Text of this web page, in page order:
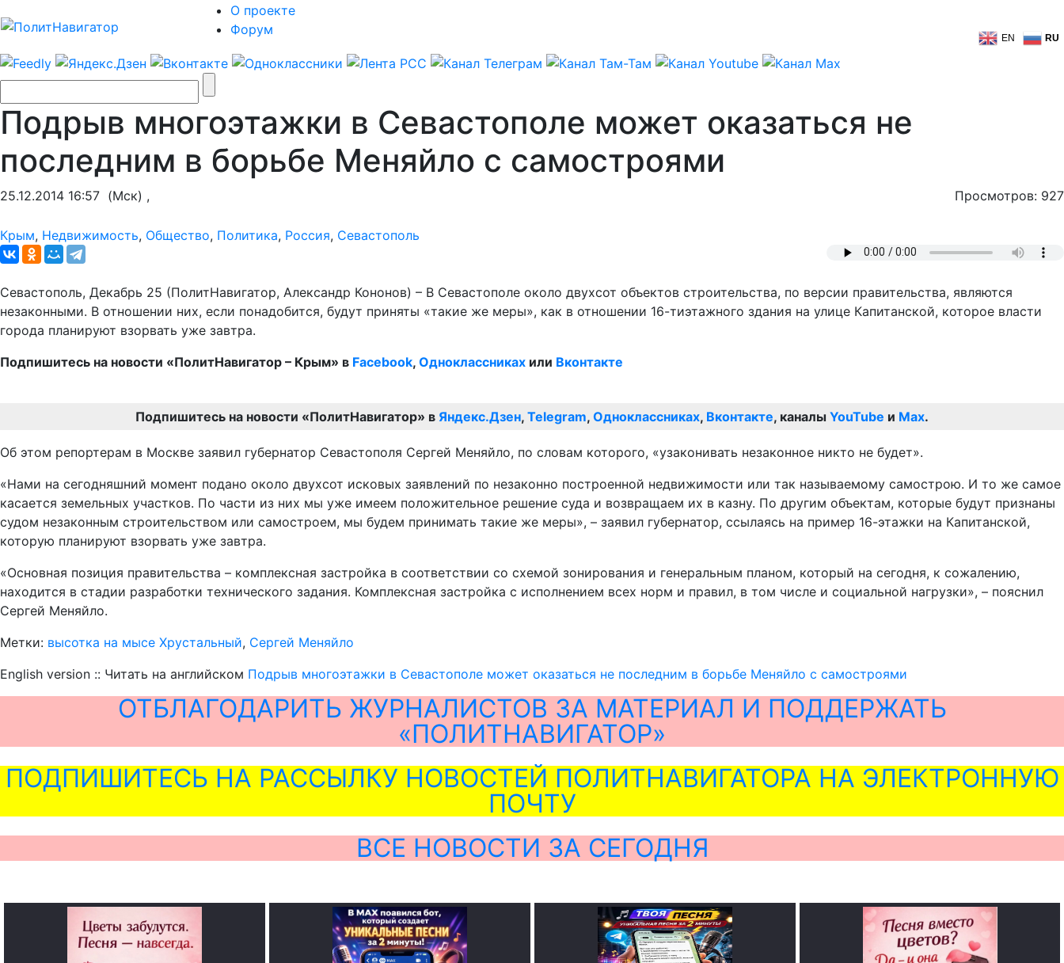
О проекте
Форум
EN RU
Подрыв многоэтажки в Севастополе может оказаться не
последним в борьбе Меняйло с самостроями
25.12.2014 16:57 (Мск) , Просмотров: 927
Крым, Недвижимость, Общество, Политика, Россия, Севастополь
Севастополь, Декабрь 25 (ПолитНавигатор, Александр Кононов) – В Севастополе около двухсот объектов строительства, по версии правительства, являются
незаконными. В отношении них, если понадобится, будут приняты «такие же меры», как в отношении 16-тиэтажного здания на улице Капитанской, которое власти
города планируют взорвать уже завтра.
Подпишитесь на новости «ПолитНавигатор – Крым» в Facebook, Одноклассниках или Вконтакте
Подпишитесь на новости «ПолитНавигатор» в Яндекс.Дзен, Telegram, Одноклассниках, Вконтакте, каналы YouTube и Max.
Об этом репортерам в Москве заявил губернатор Севастополя Сергей Меняйло, по словам которого, «узаконивать незаконное никто не будет».
«Нами на сегодняшний момент подано около двухсот исковых заявлений по незаконно построенной недвижимости или так называемому самострою. И то же самое
касается земельных участков. По части из них мы уже имеем положительное решение суда и возвращаем их в казну. По другим объектам, которые будут признаны
судом незаконным строительством или самостроем, мы будем принимать такие же меры», – заявил губернатор, ссылаясь на пример 16-этажки на Капитанской,
которую планируют взорвать уже завтра.
«Основная позиция правительства – комплексная застройка в соответствии со схемой зонирования и генеральным планом, который на сегодня, к сожалению,
находится в стадии разработки технического задания. Комплексная застройка с исполнением всех норм и правил, в том числе и социальной нагрузки», – пояснил
Сергей Меняйло.
Метки: высотка на мысе Хрустальный, Сергей Меняйло
English version :: Читать на английском Подрыв многоэтажки в Севастополе может оказаться не последним в борьбе Меняйло с самостроями
ОТБЛАГОДАРИТЬ ЖУРНАЛИСТОВ ЗА МАТЕРИАЛ И ПОДДЕРЖАТЬ
«ПОЛИТНАВИГАТОР»
ПОДПИШИТЕСЬ НА РАССЫЛКУ НОВОСТЕЙ ПОЛИТНАВИГАТОРА НА ЭЛЕКТРОННУЮ
ПОЧТУ
ВСЕ НОВОСТИ ЗА СЕГОДНЯ